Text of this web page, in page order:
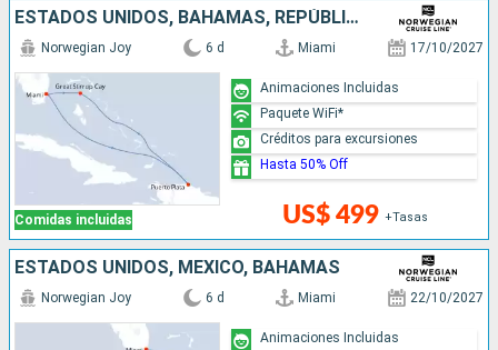
ESTADOS UNIDOS, BAHAMAS, REPÚBLICA DOMINICANA
Comidas incluidas
Norwegian Joy 6 d Miami 17/10/2027
US$ 499 +Tasas
Animaciones Incluidas
Paquete WiFi*
Créditos para excursiones
Hasta 50% Off
ESTADOS UNIDOS, MÉXICO, BAHAMAS
Norwegian Joy 6 d Miami 22/10/2027
Animaciones Incluidas